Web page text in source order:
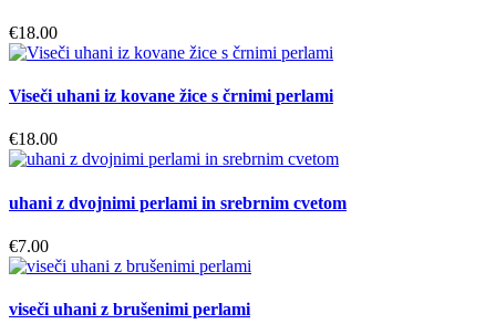
€18.00
Viseči uhani iz kovane žice s črnimi perlami
€18.00
uhani z dvojnimi perlami in srebrnim cvetom
€7.00
viseči uhani z brušenimi perlami